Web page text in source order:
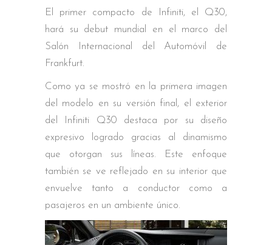
El primer compacto de Infiniti, el Q30,
hará su debut mundial en el marco del
Salón Internacional del Automóvil de
Frankfurt.
Como ya se mostró en la primera imagen
del modelo en su versión final, el exterior
del Infiniti Q30 destaca por su diseño
expresivo logrado gracias al dinamismo
que otorgan sus líneas. Este enfoque
también se ve reflejado en su interior que
envuelve tanto a conductor como a
pasajeros en un ambiente único.